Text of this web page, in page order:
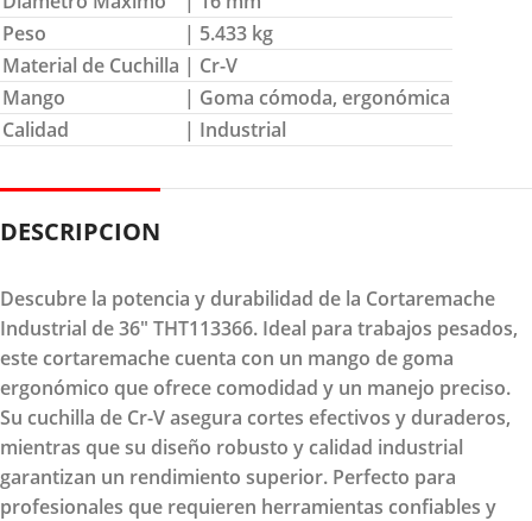
Peso
| 5.433 kg
Material de Cuchilla | Cr-V
Mango
| Goma cómoda, ergonómica
Calidad
| Industrial
DESCRIPCION
Descubre la potencia y durabilidad de la Cortaremache
Industrial de 36" THT113366. Ideal para trabajos pesados,
este cortaremache cuenta con un mango de goma
ergonómico que ofrece comodidad y un manejo preciso.
Su cuchilla de Cr-V asegura cortes efectivos y duraderos,
mientras que su diseño robusto y calidad industrial
garantizan un rendimiento superior. Perfecto para
profesionales que requieren herramientas confiables y